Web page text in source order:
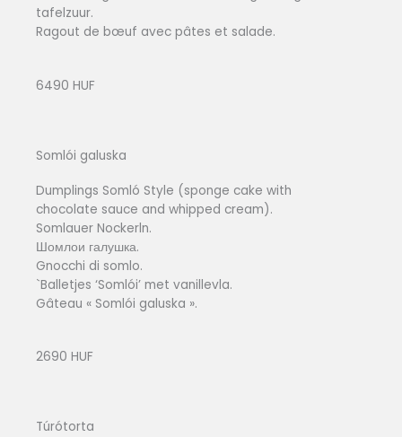
tafelzuur.
Ragout de bœuf avec pâtes et salade.
6490 HUF
Somlói galuska
Dumplings Somló Style (sponge cake with
chocolate sauce and whipped cream).
Somlauer Nockerln.
Шомлои галушка.
Gnocchi di somlo.
`Balletjes ‘Somlói’ met vanillevla.
Gâteau « Somlói galuska ».
2690 HUF
Túrótorta